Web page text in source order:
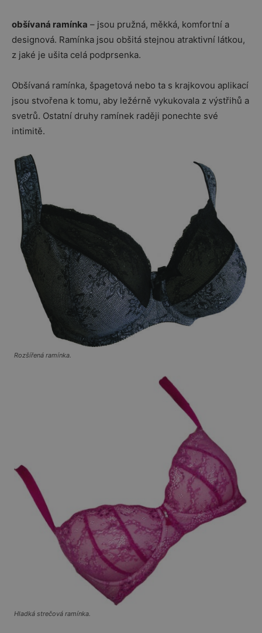
obšívaná ramínka – jsou pružná, měkká, komfortní a
designová. Ramínka jsou obšitá stejnou atraktivní látkou,
z jaké je ušita celá podprsenka.
Obšívaná ramínka, špagetová nebo ta s krajkovou aplikací
jsou stvořena k tomu, aby ležérně vykukovala z výstřihů a
svetrů. Ostatní druhy ramínek raději ponechte své
intimitě.
Rozšířená ramínka.
Hladká strečová ramínka.